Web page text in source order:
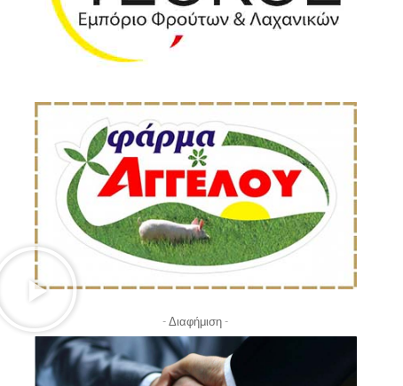
- Διαφήμιση -